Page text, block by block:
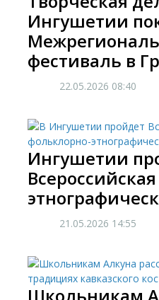
Ингушетии
фестиваль в
22.05.2026 08:40
Ингушетии
21.05.2026 14:55